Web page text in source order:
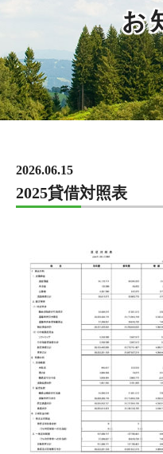
お
2026.06.15
2025貸借対照表